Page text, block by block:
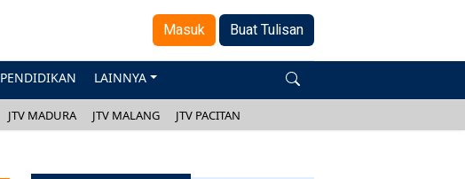
Masuk Buat Tulisan
PENDIDIKAN LAINNYA
JTV MADURA JTV MALANG JTV PACITAN